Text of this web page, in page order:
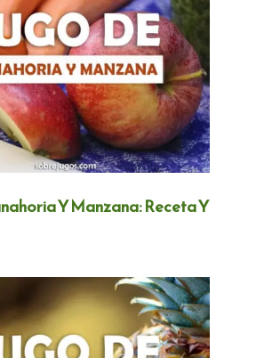
Y Manzana: Receta Y